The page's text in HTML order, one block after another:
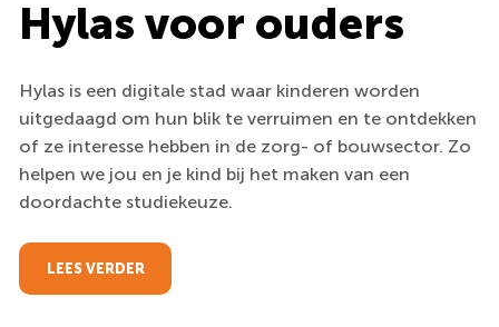
Hylas voor ouders
Hylas is een digitale stad waar kinderen worden
uitgedaagd om hun blik te verruimen en te ontdekken
of ze interesse hebben in de zorg- of bouwsector. Zo
helpen we jou en je kind bij het maken van een
doordachte studiekeuze.
LEES VERDER